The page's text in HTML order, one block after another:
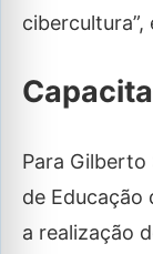
cibercultura”,
Para
de Educação
a realização